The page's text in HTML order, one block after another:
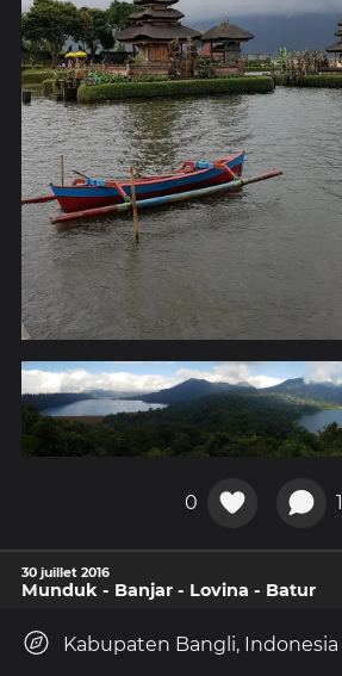
0 1
30 juillet 2016
Munduk - Banjar - Lovina - Batur
Kabupaten Bangli, Indonesia